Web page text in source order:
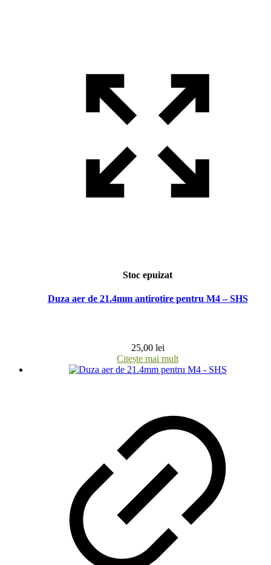
Stoc epuizat
Duza aer de 21.4mm antirotire pentru M4 – SHS
25,00 lei
Citește mai mult